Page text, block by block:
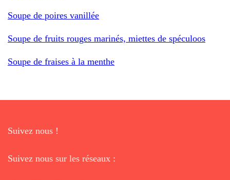
Soupe de poires vanillée
Soupe de fruits rouges marinés, miettes de spéculoos
Soupe de fraises à la menthe
Suivez nous !
Suivez nous sur les réseaux :